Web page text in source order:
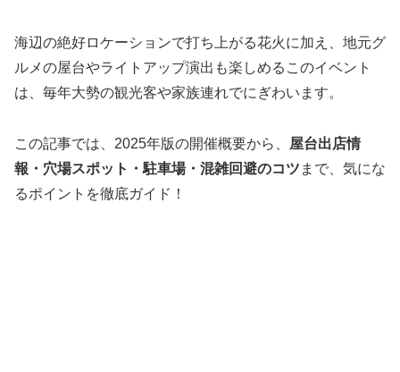
海辺の絶好ロケーションで打ち上がる花火に加え、地元グ
ルメの屋台やライトアップ演出も楽しめるこのイベント
は、毎年大勢の観光客や家族連れでにぎわいます。
この記事では、2025年版の開催概要から、 屋台出店情
報・穴場スポット・駐車場・混雑回避のコツ まで、気にな
るポイントを徹底ガイド！